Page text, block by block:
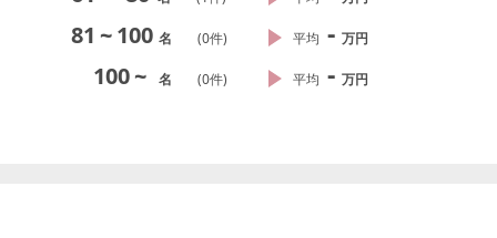
81 ~100 名 (0件) 平均 - 万円
100~ 名 (0件) 平均 - 万円